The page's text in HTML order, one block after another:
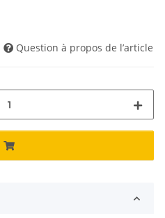
Question à propos de l’article